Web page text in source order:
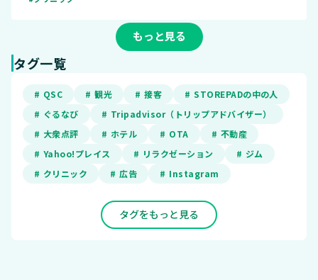
もっと見る
タグ一覧
# QSC # 観光 # 接客
# STOREPADの中の人
# ぐるなび
# Tripadvisor（トリップアドバイザー）
# 大衆点評
# ホテル # OTA
# 不動産
# Yahoo!プレイス
# リラクゼーション
# ジム
# クリニック
# 広告 # Instagram
タグをもっと見る